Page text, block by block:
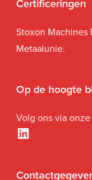
Certificeringen
Stoxon Machines
Metaalunie.
Op de hoogte
Volg ons via
LinkedIn